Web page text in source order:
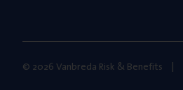
© 2026 Vanbreda Risk & Benefits